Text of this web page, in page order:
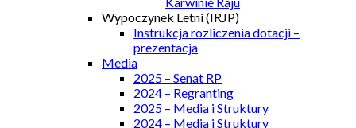
Wypoczynek Letni (IRJP)
Instrukcja rozliczenia dotacji –
prezentacja
Media
2025 – Senat RP
2024 – Regranting
2025 – Media i Struktury
2024 – Media i Struktury